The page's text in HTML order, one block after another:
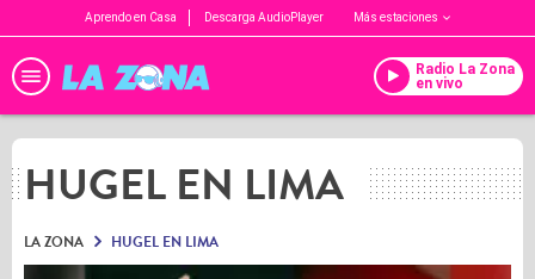
Aprendo en Casa Descarga AudioPlayer Más estaciones
Radio La Zona
en vivo
HUGEL EN LIMA
LA ZONA HUGEL EN LIMA